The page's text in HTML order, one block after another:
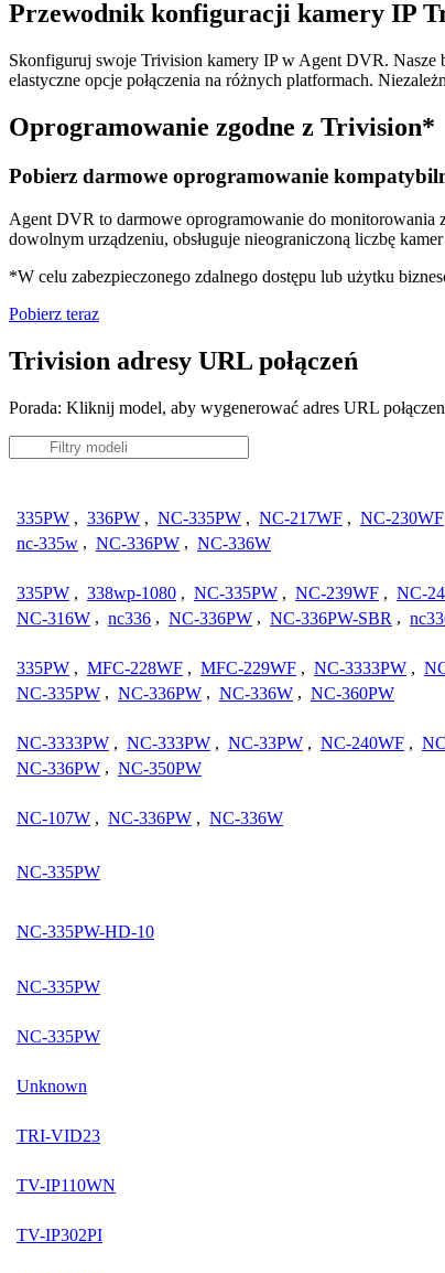
Przewodnik konfiguracji kamery IP
Skonfiguruj swoje Trivision kamery IP w Agent DVR. Nasze
elastyczne opcje połączenia na różnych platformach.
Oprogramowanie zgodne z Trivision*
Pobierz darmowe oprogramowanie
Agent DVR to darmowe oprogramowanie do
dowolnym urządzeniu, obsługuje nieograniczoną liczbę
*W celu zabezpieczonego zdalnego dostępu lub użytku
Pobierz teraz
Trivision adresy URL połączeń
Porada: Kliknij model, aby wygenerować adres URL
335PW , 336PW , NC-335PW , NC-217WF , NC-230WF
nc-335w , NC-336PW , NC-336W
335PW , 338wp-1080 , NC-335PW , NC-239WF , NC-
NC-316W , nc336 , NC-336PW , NC-336PW-SBR ,
335PW , MFC-228WF , MFC-229WF , NC-3333PW ,
NC-335PW , NC-336PW , NC-336W , NC-360PW
NC-3333PW , NC-333PW , NC-33PW , NC-240WF ,
NC-336PW , NC-350PW
NC-107W , NC-336PW , NC-336W
NC-335PW
NC-335PW-HD-10
NC-335PW
NC-335PW
Unknown
TRI-VID23
TV-IP110WN
TV-IP302PI